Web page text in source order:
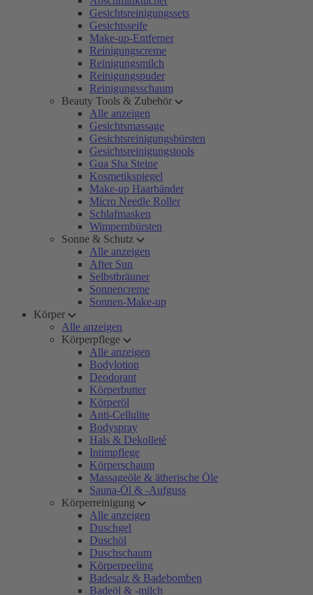
Gesichtsreinigungssets
Gesichtsseife
Make-up-Entferner
Reinigungscreme
Reinigungsmilch
Reinigungspuder
Reinigungsschaum
Beauty Tools & Zubehör
Alle anzeigen
Gesichtsmassage
Gesichtsreinigungsbürsten
Gesichtsreinigungstools
Gua Sha Steine
Kosmetikspiegel
Make-up Haarbänder
Micro Needle Roller
Schlafmasken
Wimpernbürsten
Sonne & Schutz
Alle anzeigen
After Sun
Selbstbräuner
Sonnencreme
Sonnen-Make-up
Körper
Alle anzeigen
Körperpflege
Alle anzeigen
Bodylotion
Deodorant
Körperbutter
Körperöl
Anti-Cellulite
Bodyspray
Hals & Dekolleté
Intimpflege
Körperschaum
Massageöle & ätherische Öle
Sauna-Öl & -Aufguss
Körperreinigung
Alle anzeigen
Duschgel
Duschöl
Duschschaum
Körperpeeling
Badesalz & Badebomben
Badeöl & -milch